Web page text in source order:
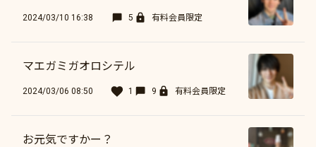
2024/03/10 16:38 5 有料会員限定
マエガミガオロシテル
2024/03/06 08:50 1 9 有料会員限定
お元気ですかー？